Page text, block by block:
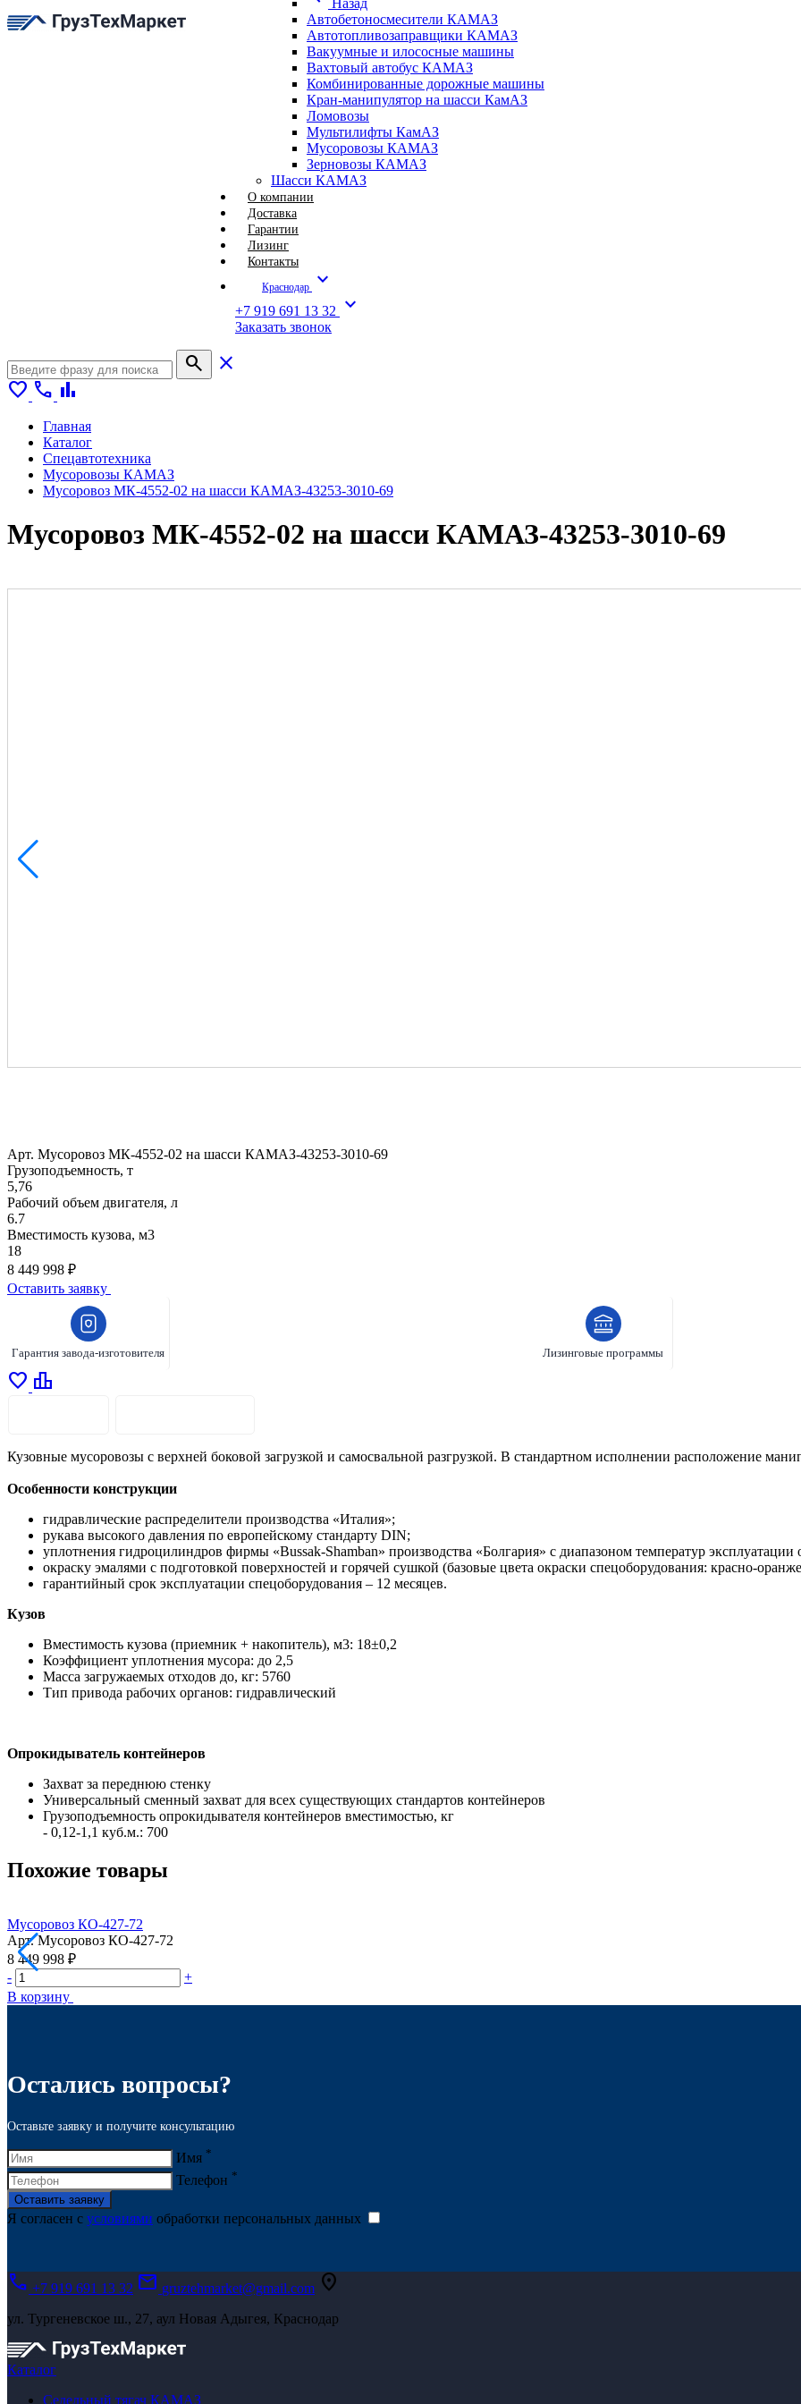
Назад
Автобетоносмесители КАМАЗ
Автотопливозаправщики КАМАЗ
Вакуумные и илососные машины
Вахтовый автобус КАМАЗ
Комбинированные дорожные машины
Кран-манипулятор на шасси КамАЗ
Ломовозы
Мультилифты КамАЗ
Мусоровозы КАМАЗ
Зерновозы КАМАЗ
Шасси КАМАЗ
О компании
Доставка
Гарантии
Лизинг
Контакты
Краснодар expand_more
+7 919 691 13 32 expand_more
Заказать звонок
search
close
favorite call bar_chart
Главная
Каталог
Спецавтотехника
Мусоровозы КАМАЗ
Мусоровоз МК-4552-02 на шасси КАМАЗ-43253-3010-69
Мусоровоз МК-4552-02 на шасси КАМАЗ-43253-3010-69
Арт. Мусоровоз МК-4552-02 на шасси КАМАЗ-43253-3010-69
Грузоподъемность, т
5,76
Рабочий объем двигателя, л
6.7
Вместимость кузова, м3
18
8 449 998 ₽
Оставить заявку
Гарантия завода-изготовителя Лизинговые программы
favorite leaderboard
Кузовные мусоровозы с верхней боковой загрузкой и самосвальной разгрузкой. В стандартном исполнении расположение
Особенности конструкции
гидравлические распределители производства «Италия»;
рукава высокого давления по европейскому стандарту DIN;
уплотнения гидроцилиндров фирмы «Bussak-Shamban» производства «Болгария» с диапазоном температур эксплуатации
окраску эмалями с подготовкой поверхностей и горячей сушкой (базовые цвета окраски спецоборудования: красно-
гарантийный срок эксплуатации спецоборудования – 12 месяцев.
Кузов
Вместимость кузова (приемник + накопитель), м3: 18±0,2
Коэффициент уплотнения мусора: до 2,5
Масса загружаемых отходов до, кг: 5760
Тип привода рабочих органов: гидравлический
Опрокидыватель контейнеров
Захват за переднюю стенку
Универсальный сменный захват для всех существующих стандартов контейнеров
Грузоподъемность опрокидывателя контейнеров вместимостью, кг
- 0,12-1,1 куб.м.: 700
Похожие товары
Мусоровоз КО-427-72
Арт. Мусоровоз КО-427-72
8 449 998 ₽
-
+
В корзину
Остались вопросы?
Оставьте заявку и получите консультацию
Имя *
Телефон *
Оставить заявку
Я согласен с условиями обработки персональных данных
call +7 919 691 13 32 mail gruztehmarket@gmail.com location_on
ул. Тургеневское ш., 27, аул Новая Адыгея, Краснодар
Каталог
Седельный тягач КАМАЗ